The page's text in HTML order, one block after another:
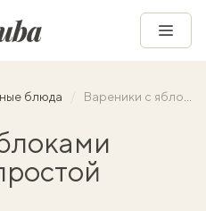
блюда Вареники с яблоками и корицей — простой рецепт